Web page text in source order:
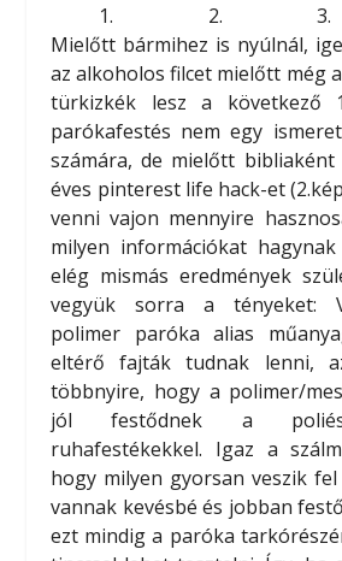
1. 2. 3.
Mielőtt bármihez is nyúlnál,
az alkoholos filcet mielőtt még
türkizkék lesz a következő
parókafestés nem egy
számára, de mielőtt bibliaként
éves pinterest life hack-et
venni vajon mennyire
milyen információkat
elég mismás eredmények
vegyük sorra a tényeket:
polimer paróka alias
eltérő fajták tudnak lenni,
többnyire, hogy a polimer/
jól festődnek a
ruhafestékekkel. Igaz a
hogy milyen gyorsan veszik
vannak kevésbé és jobban
ezt mindig a paróka